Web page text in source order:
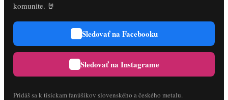
komunite. 🤘
Sledovať na Facebooku
Sledovať na Instagrame
Pridáš sa k tisíckam fanúšikov slovenského a českého metalu.